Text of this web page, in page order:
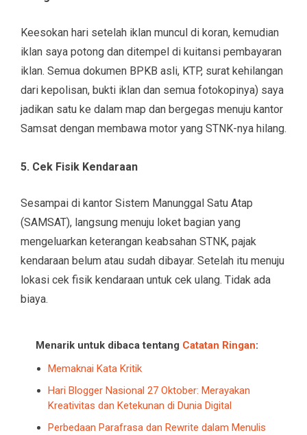
Keesokan hari setelah iklan muncul di koran, kemudian
iklan saya potong dan ditempel di kuitansi pembayaran
iklan. Semua dokumen BPKB asli, KTP, surat kehilangan
dari kepolisan, bukti iklan dan semua fotokopinya) saya
jadikan satu ke dalam map dan bergegas menuju kantor
Samsat dengan membawa motor yang STNK-nya hilang.
5. Cek Fisik Kendaraan
Sesampai di kantor Sistem Manunggal Satu Atap
(SAMSAT), langsung menuju loket bagian yang
mengeluarkan keterangan keabsahan STNK, pajak
kendaraan belum atau sudah dibayar. Setelah itu menuju
lokasi cek fisik kendaraan untuk cek ulang. Tidak ada
biaya.
Menarik untuk dibaca tentang Catatan Ringan:
Memaknai Kata Kritik
Hari Blogger Nasional 27 Oktober: Merayakan
Kreativitas dan Ketekunan di Dunia Digital
Perbedaan Parafrasa dan Rewrite dalam Menulis